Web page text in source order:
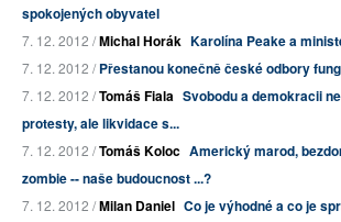
spokojených obyvatel
7. 12. 2012 /Michal Horák Karolína Peake a
7. 12. 2012 /Přestanou konečně české odbory
7. 12. 2012 /Tomáš Fiala Svobodu a demokracii
protesty, ale likvidace s...
7. 12. 2012 /Tomáš Koloc Americký marod,
zombie -- naše budoucnost ...?
7. 12. 2012 /Milan Daniel Co je výhodné a co je